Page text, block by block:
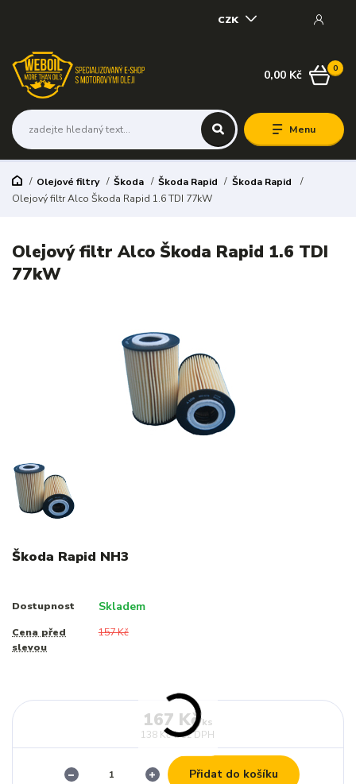
Menu
CZK
0
0,00 Kč
Olejové filtry Škoda Škoda Rapid
Škoda Rapid
Olejový filtr Alco Škoda Rapid 1.6 TDI 77kW
Olejový filtr Alco Škoda Rapid 1.6 TDI
77kW
Škoda Rapid NH3
Dostupnost Skladem
Cena před
slevou
157 Kč
167 Kč/ks
138 Kč bez DPH
Přidat do košíku